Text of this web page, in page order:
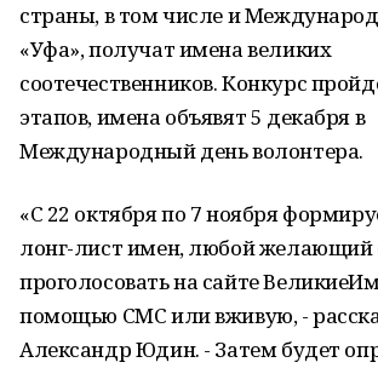
страны, в том числе и
«Уфа», получат имена великих
соотечественников. Конкурс
этапов, имена объявят 5 декабря в
Международный день волонтера.
«С 22 октября по 7 ноября
лонг-лист имен, любой желающий
проголосовать на сайте
помощью СМС или вживую, -
Александр Юдин. - Затем будет